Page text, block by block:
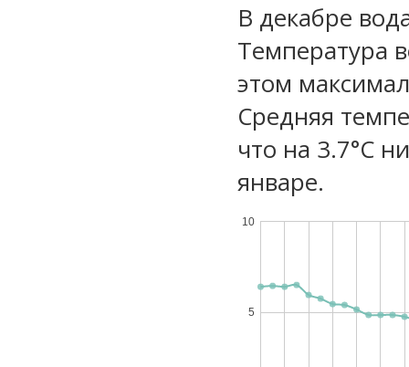
В декабре
Температура
этом
Средняя
что на 3.7°C
январе.
5
10